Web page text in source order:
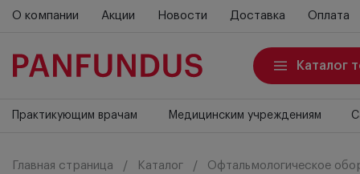
О компании Акции Новости Доставка Оплата
Каталог
Практикующим врачам Медицинским учреждениям
Главная страница Каталог
Офтальмологическое